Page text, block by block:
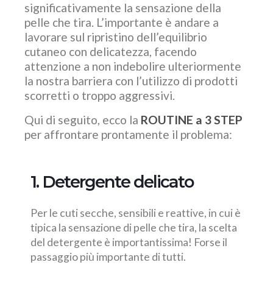
significativamente la sensazione della
pelle che tira. L’importante è andare a
lavorare sul ripristino dell’equilibrio
cutaneo con delicatezza, facendo
attenzione a non indebolire ulteriormente
la nostra barriera con l’utilizzo di prodotti
scorretti o troppo aggressivi.
Qui di seguito, ecco la ROUTINE a 3 STEP
per affrontare prontamente il problema:
1. Detergente delicato
Per le cuti secche, sensibili e reattive, in cui è
tipica la sensazione di pelle che tira, la scelta
del detergente è importantissima! Forse il
passaggio più importante di tutti.